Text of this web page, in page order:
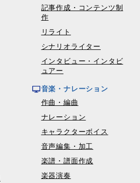
記事作成・コンテンツ制
作
リライト
シナリオライター
インタビュー・インタビ
ュアー
音楽・ナレーション
作曲・編曲
ナレーション
キャラクターボイス
音声編集・加工
楽譜・譜面作成
楽器演奏